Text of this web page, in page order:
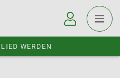
WERDEN